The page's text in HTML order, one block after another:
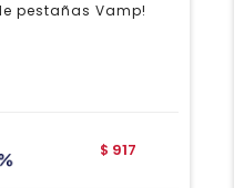
pestañas Vamp!
$ 917